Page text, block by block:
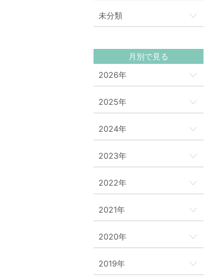
未分類
月別で見る
2026年
2025年
2024年
2023年
2022年
2021年
2020年
2019年